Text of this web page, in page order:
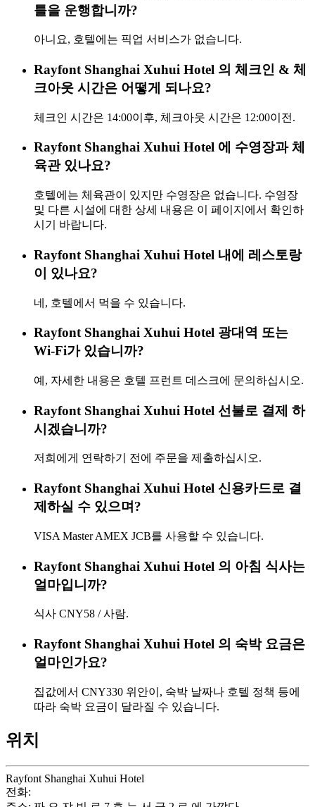
틀을 운행합니까?
아니요, 호텔에는 픽업 서비스가 없습니다.
Rayfont Shanghai Xuhui Hotel 의 체크인 & 체
크아웃 시간은 어떻게 되나요?
체크인 시간은 14:00이후, 체크아웃 시간은 12:00이전.
Rayfont Shanghai Xuhui Hotel 에 수영장과 체
육관 있나요?
호텔에는 체육관이 있지만 수영장은 없습니다. 수영장
및 다른 시설에 대한 상세 내용은 이 페이지에서 확인하
시기 바랍니다.
Rayfont Shanghai Xuhui Hotel 내에 레스토랑
이 있나요?
네, 호텔에서 먹을 수 있습니다.
Rayfont Shanghai Xuhui Hotel 광대역 또는
Wi-Fi가 있습니까?
예, 자세한 내용은 호텔 프런트 데스크에 문의하십시오.
Rayfont Shanghai Xuhui Hotel 선불로 결제 하
시겠습니까?
저희에게 연락하기 전에 주문을 제출하십시오.
Rayfont Shanghai Xuhui Hotel 신용카드로 결
제하실 수 있으며?
VISA Master AMEX JCB를 사용할 수 있습니다.
Rayfont Shanghai Xuhui Hotel 의 아침 식사는
얼마입니까?
식사 CNY58 / 사람.
Rayfont Shanghai Xuhui Hotel 의 숙박 요금은
얼마인가요?
집값에서 CNY330 위안이, 숙박 날짜나 호텔 정책 등에
따라 숙박 요금이 달라질 수 있습니다.
위치
Rayfont Shanghai Xuhui Hotel
전화: